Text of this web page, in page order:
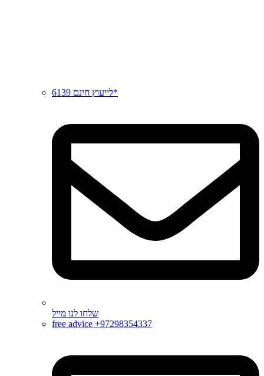
לייעוץ חינם 6139*
שלחו לנו מייל
free advice +97298354337